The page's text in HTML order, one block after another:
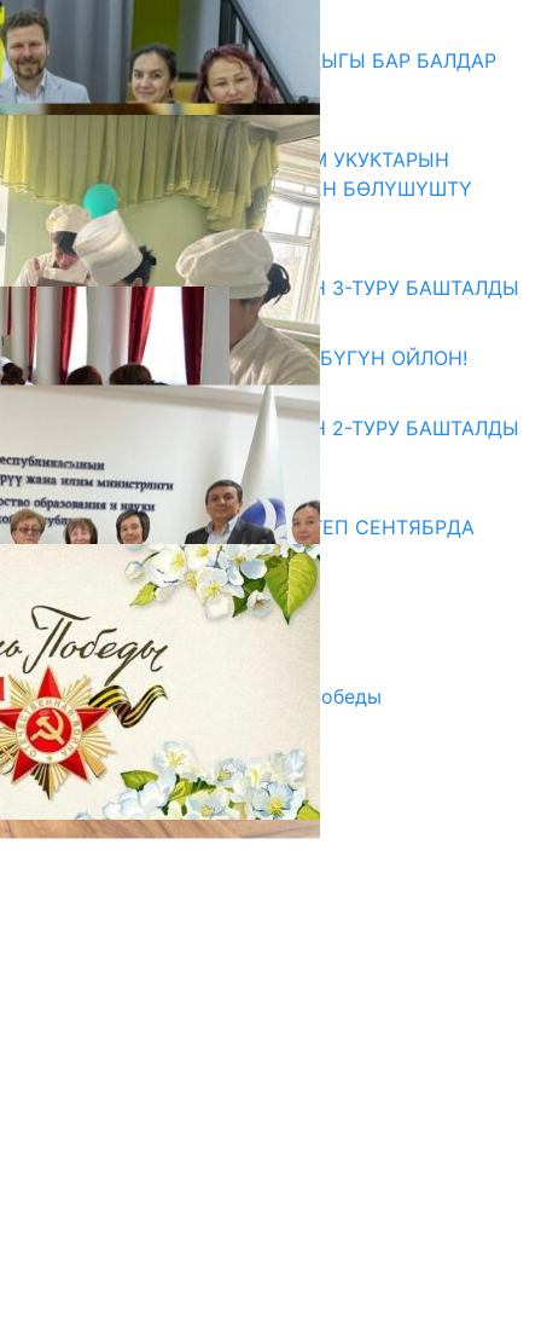
06.08.2026
СҮЛҮКТҮ: ӨЗГӨЧӨ МУКТАЖДЫГЫ БАР БАЛДАР
ҮЧҮН БОРБОР АЧЫЛДЫ
06.08.2026
КЫРГЫЗ ЭКСПЕРТТЕРИ АДАМ УКУКТАРЫН
ОКУТУУ ТАЖРЫЙБАСЫ МЕНЕН БӨЛҮШҮШТҮ
06.08.2026
Абитуриент
ЖОЖДОРГО КАБЫЛ АЛУУНУН 3-ТУРУ БАШТАЛДЫ
27.07.2026
ӨЗҮҢДҮН КЕЛЕЧЕГИҢ ҮЧҮН БҮГҮН ОЙЛОН!
20.07.2026
ЖОЖДОРГО КАБЫЛ АЛУУНУН 2-ТУРУ БАШТАЛДЫ
20.07.2026
Медиа
СУЗАКТА 750 ОРУНДУУ МЕКТЕП СЕНТЯБРДА
ПАЙДАЛАНУУГА БЕРИЛЕТ
07.08.2025
Улуу Жеңиштин жандуу сөзү
29.04.2025
Награды в преддверии Дня Победы
29.04.2025